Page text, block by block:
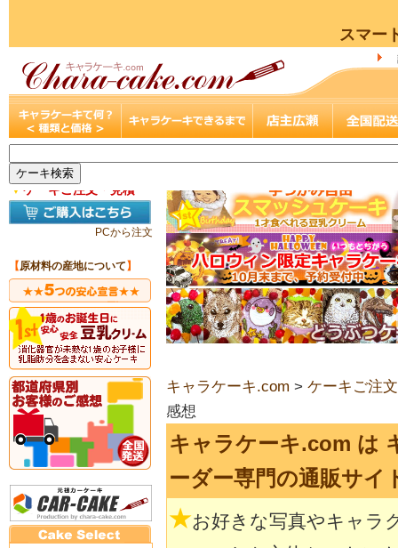
スマー
▼ケーキご注文・見積
PCから注文
【原材料の産地について 】
キャラケーキ.com > ケーキご注
感想
キャラケーキ.com は
ーダー専門の通販サイ
★お好きな写真やキャラ